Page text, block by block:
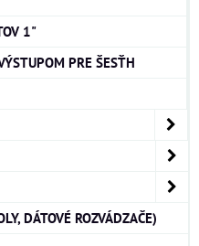
1"
PRE ŠESŤH
DÁTOVÉ ROZVÁDZAČE)